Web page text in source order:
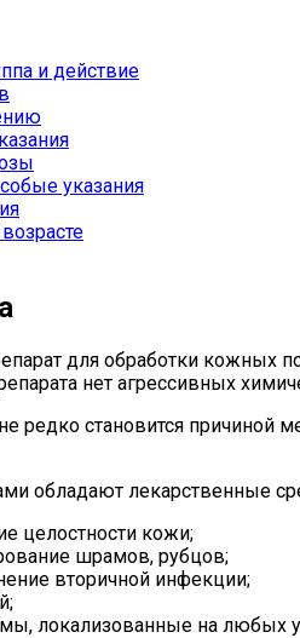
и действие
указания
для обработки кожных
нет агрессивных
редко становится причиной
обладают лекарственные
целостности кожи;
шрамов, рубцов;
вторичной инфекции;
локализованные на любых